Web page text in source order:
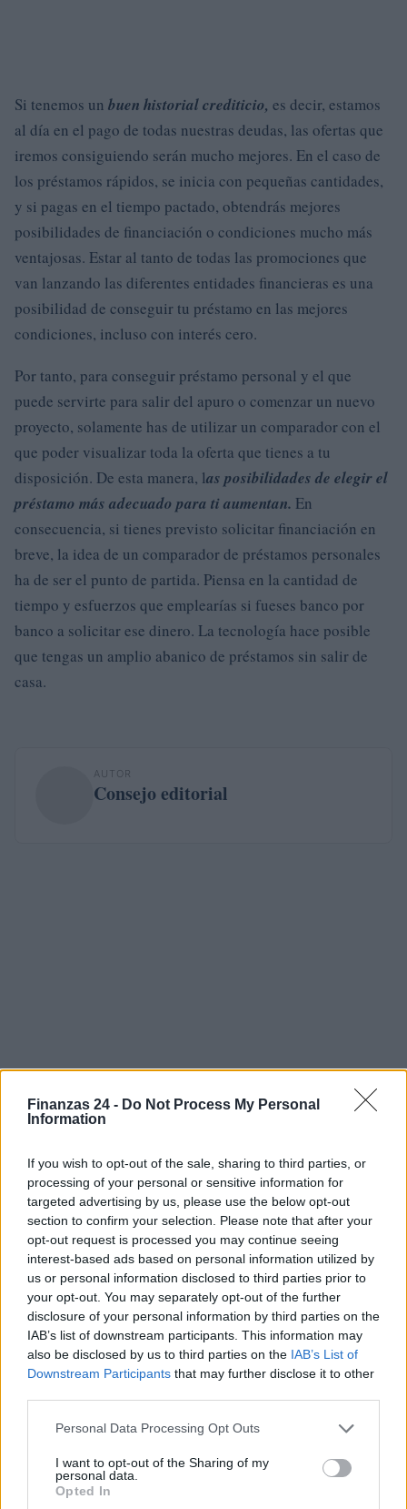
Finanzas 24 - Do Not Process My Personal
Information
If you wish to opt-out of the sale, sharing to third parties, or
processing of your personal or sensitive information for
targeted advertising by us, please use the below opt-out
section to confirm your selection. Please note that after your
opt-out request is processed you may continue seeing
interest-based ads based on personal information utilized by
us or personal information disclosed to third parties prior to
your opt-out. You may separately opt-out of the further
disclosure of your personal information by third parties on the
IAB’s list of downstream participants. This information may
also be disclosed by us to third parties on the IAB’s List of
Downstream Participants that may further disclose it to other
Please note that this website/app uses one or more Google
not limited to your visit or usage behaviour. You may click to
grant or deny consent to Google and its third-party tags to
use your data for below specified purposes in below Google
Personal Data Processing Opt Outs
I want to opt-out of the Sharing of my
personal data.
Opted In
Si tenemos un buen historial crediticio, es decir, estamos
al día en el pago de todas nuestras deudas, las ofertas que
iremos consiguiendo serán mucho mejores. En el caso de
los préstamos rápidos, se inicia con pequeñas cantidades,
y si pagas en el tiempo pactado, obtendrás mejores
posibilidades de financiación o condiciones mucho más
ventajosas. Estar al tanto de todas las promociones que
van lanzando las diferentes entidades financieras es una
posibilidad de conseguir tu préstamo en las mejores
condiciones, incluso con interés cero.
Por tanto, para conseguir préstamo personal y el que
puede servirte para salir del apuro o comenzar un nuevo
proyecto, solamente has de utilizar un comparador con el
que poder visualizar toda la oferta que tienes a tu
disposición. De esta manera, las posibilidades de elegir el
préstamo más adecuado para ti aumentan. En
consecuencia, si tienes previsto solicitar financiación en
breve, la idea de un comparador de préstamos personales
ha de ser el punto de partida. Piensa en la cantidad de
tiempo y esfuerzos que emplearías si fueses banco por
banco a solicitar ese dinero. La tecnología hace posible
que tengas un amplio abanico de préstamos sin salir de
casa.
AUTOR
Consejo editorial
Sigue leyendo
FINANZAS